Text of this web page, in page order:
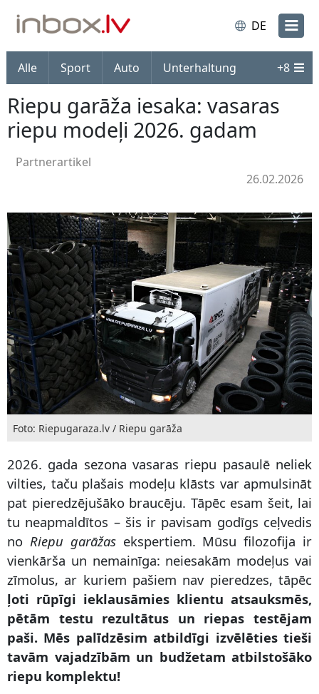
DE
Alle Sport Auto Unterhaltung +8
Riepu garāža iesaka: vasaras
riepu modeļi 2026. gadam
Partnerartikel
26.02.2026
Foto: Riepugaraza.lv / Riepu garāža
2026. gada sezona vasaras riepu pasaulē neliek
vilties, taču plašais modeļu klāsts var apmulsināt
pat pieredzējušāko braucēju. Tāpēc esam šeit, lai
tu neapmaldītos – šis ir pavisam godīgs ceļvedis
no Riepu garāžas ekspertiem. Mūsu filozofija ir
vienkārša un nemainīga: neiesakām modeļus vai
zīmolus, ar kuriem pašiem nav pieredzes, tāpēc
ļoti rūpīgi ieklausāmies klientu atsauksmēs,
pētām testu rezultātus un riepas testējam
paši. Mēs palīdzēsim atbildīgi izvēlēties tieši
tavām vajadzībām un budžetam atbilstošāko
riepu komplektu!